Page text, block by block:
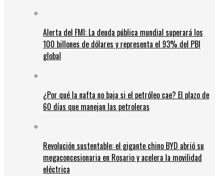
Alerta del FMI: La deuda pública mundial superará los
100 billones de dólares y representa el 93% del PBI
global
¿Por qué la nafta no baja si el petróleo cae? El plazo de
60 días que manejan las petroleras
Revolución sustentable: el gigante chino BYD abrió su
megaconcesionaria en Rosario y acelera la movilidad
eléctrica